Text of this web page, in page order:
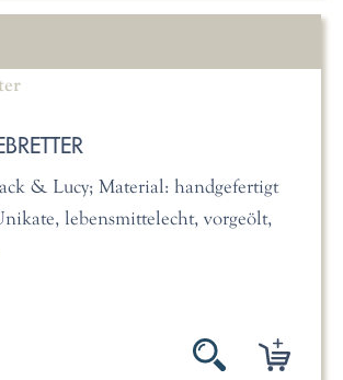
& Lucy; Material: handgefertigt
lebensmittelecht, vorgeölt,